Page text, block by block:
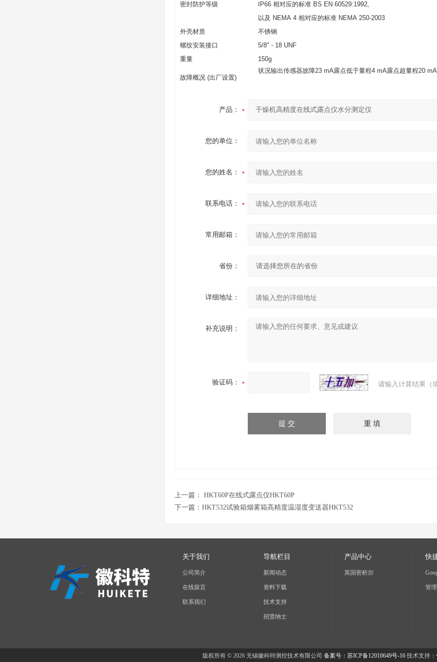
密封防护等级
IP66 相对应的标准 BS EN 60529:1992,
以及 NEMA 4 相对应的标准 NEMA 250-2003
外壳材质
不锈钢
螺纹安装接口
5/8" - 18 UNF
重量
150g
故障概况 (出厂设置)
状况输出传感器故障23 mA露点低于量程4 mA露点超量程20 mA
产品：
您的单位：
您的姓名：
联系电话：
常用邮箱：
省份：
详细地址：
补充说明：
验证码： 请输入计算结果（
上一篇： HKT60P在线式露点仪HKT60P
下一篇： HKT532试验箱烟雾箱高精度温湿度变送器HKT532
关于我们
公司简介
在线留言
联系我们
导航栏目
新闻动态
资料下载
技术支持
招贤纳士
产品中心
英国密析尔
快
管
版权所有 © 2026 无锡徽科特测控技术有限公司 备案号：苏ICP备12010649号-16技术支持：